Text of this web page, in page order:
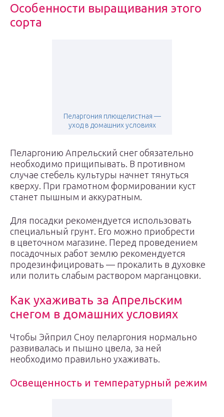
Особенности выращивания этого
сорта
Пеларгония плющелистная —
уход в домашних условиях
Пеларгонию Апрельский снег обязательно
необходимо прищипывать. В противном
случае стебель культуры начнет тянуться
кверху. При грамотном формировании куст
станет пышным и аккуратным.
Для посадки рекомендуется использовать
специальный грунт. Его можно приобрести
в цветочном магазине. Перед проведением
посадочных работ землю рекомендуется
продезинфицировать — прокалить в духовке
или полить слабым раствором марганцовки.
Как ухаживать за Апрельским
снегом в домашних условиях
Чтобы Эйприл Сноу пеларгония нормально
развивалась и пышно цвела, за ней
необходимо правильно ухаживать.
Освещенность и температурный режим